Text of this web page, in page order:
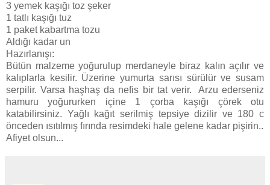
3 yemek kaşığı toz şeker
1 tatlı kaşığı tuz
1 paket kabartma tozu
Aldığı kadar un
Hazırlanışı:
Bütün malzeme yoğurulup merdaneyle biraz kalın açılır ve
kalıplarla kesilir. Üzerine yumurta sarısı sürülür ve susam
serpilir. Varsa haşhaş da nefis bir tat verir. Arzu ederseniz
hamuru yoğururken içine 1 çorba kaşığı çörek otu
katabilirsiniz. Yağlı kağıt serilmiş tepsiye dizilir ve 180 c
önceden ısıtılmış fırında resimdeki hale gelene kadar pişirin..
Afiyet olsun...